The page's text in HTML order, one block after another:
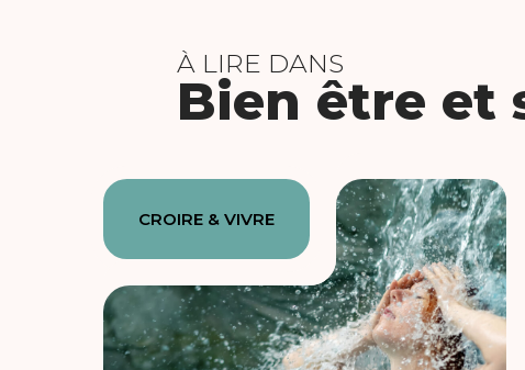
À LIRE DANS
Bien être et
CROIRE & VIVRE